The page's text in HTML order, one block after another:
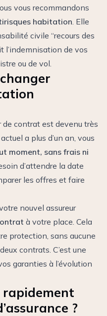
vous recommandons
habitation . Elle
civile “recours des
l’indemnisation de vos
ou de vol.
de contrat est devenu très
a plus d’un an, vous
moment, sans frais ni
d’attendre la date
les offres et faire
nouvel assureur
à votre place. Cela
protection, sans aucune
contrats. C’est une
garanties à l’évolution
?